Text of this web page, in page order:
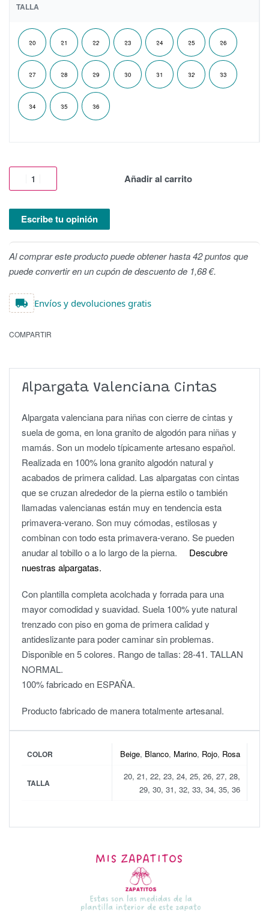
TALLA
20 21 22 23 24 25 26
27 28 29 30 31 32 33
34 35 36
Añadir al carrito
Escribe tu opinión
Al comprar este producto puede obtener hasta 42 puntos que
puede convertir en un cupón de descuento de 1,68 €.
Envíos y devoluciones gratis
COMPARTIR
Alpargata Valenciana Cintas
Alpargata valenciana para niñas con cierre de cintas y
suela de goma, en lona granito de algodón para niñas y
mamás. Son un modelo típicamente artesano español.
Realizada en 100% lona granito algodón natural y
acabados de primera calidad. Las alpargatas con cintas
que se cruzan alrededor de la pierna estilo o también
llamadas valencianas están muy en tendencia esta
primavera-verano. Son muy cómodas, estilosas y
combinan con todo esta primavera-verano. Se pueden
anudar al tobillo o a lo largo de la pierna. Descubre
nuestras alpargatas.
Con plantilla completa acolchada y forrada para una
mayor comodidad y suavidad. Suela 100% yute natural
trenzado con piso en goma de primera calidad y
antideslizante para poder caminar sin problemas.
Disponible en 5 colores. Rango de tallas: 28-41. TALLAN
NORMAL.
100% fabricado en ESPAÑA.
Producto fabricado de manera totalmente artesanal.
COLOR Beige, Blanco, Marino, Rojo, Rosa
TALLA
20, 21, 22, 23, 24, 25, 26, 27, 28,
29, 30, 31, 32, 33, 34, 35, 36